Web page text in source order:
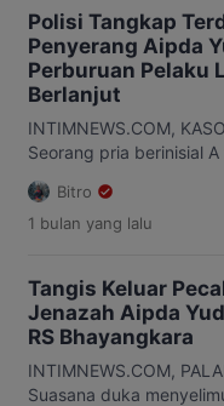
narkoba di Desa
Kecamatan Katingan
waktu lalu. Pernyataan
Anam usai meninjau
Daerah (Kapolda)
(Kalteng), Irjen […]
Polisi Tangkap
Penyerang Aipda
Perburuan Pelaku
Berlanjut
INTIMNEWS.COM,
Seorang pria berinisial
personel Satresnarkoba
Katingan saat
Kabupaten Katingan,
gabungan Polda
Pria tersebut ditangkap
lanting sedot emas di
Pariyei, Kecamatan
Bitro
1 bulan yang lalu
Tangis Keluar
Jenazah Aipda
RS Bhayangkara
INTIMNEWS.COM,
Suasana duka